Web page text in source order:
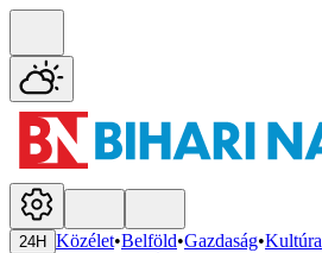
24H Közélet•Belföld•Gazdaság•Kultúra